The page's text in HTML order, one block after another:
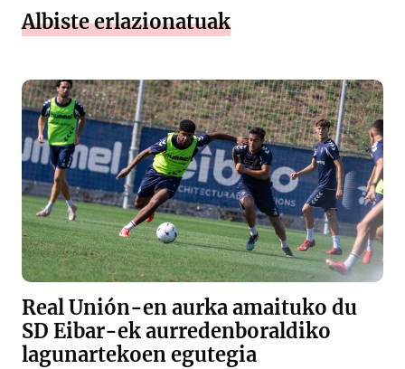
Albiste erlazionatuak
Real Unión-en aurka amaituko du
SD Eibar-ek aurredenboraldiko
lagunartekoen egutegia